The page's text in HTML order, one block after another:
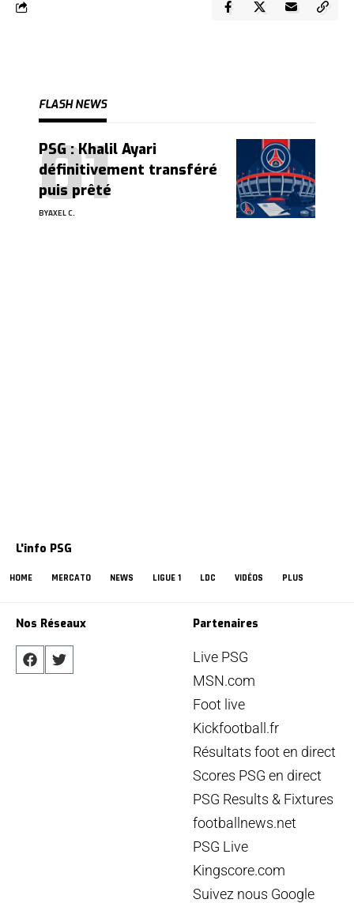
FLASH NEWS
PSG : Khalil Ayari
définitivement transféré
puis prêté
BYAXEL C.
L'info PSG
HOME MERCATO NEWS LIGUE 1 LDC VIDÉOS PLUS
Nos Réseaux Partenaires
Live PSG
MSN.com
Foot live
Kickfootball.fr
Résultats foot en direct
Scores PSG en direct
PSG Results & Fixtures
footballnews.net
PSG Live
Kingscore.com
Suivez nous Google